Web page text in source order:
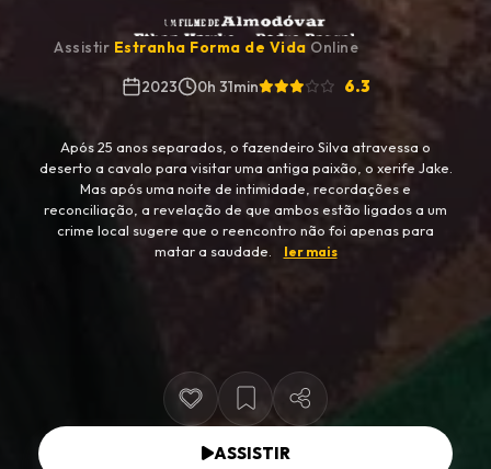
Assistir Estranha Forma de Vida Online
2023
0h 31min 6.3
Após 25 anos separados, o fazendeiro Silva atravessa o
deserto a cavalo para visitar uma antiga paixão, o xerife Jake.
Mas após uma noite de intimidade, recordações e
reconciliação, a revelação de que ambos estão ligados a um
crime local sugere que o reencontro não foi apenas para
matar a saudade.
ler mais
ASSISTIR